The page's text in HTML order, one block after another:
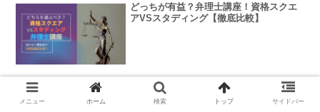
どっちが有益？弁理士講座！資格スクエ
アVSスタディング【徹底比較】
司法書士試験の合格率が高い・合格者数
が多い通信講座・予備校ランキング
メニュー ホーム 検索 トップ サイドバー